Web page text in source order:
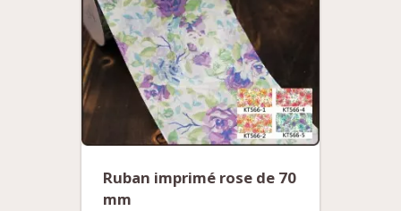
Ruban imprimé rose de 70
mm